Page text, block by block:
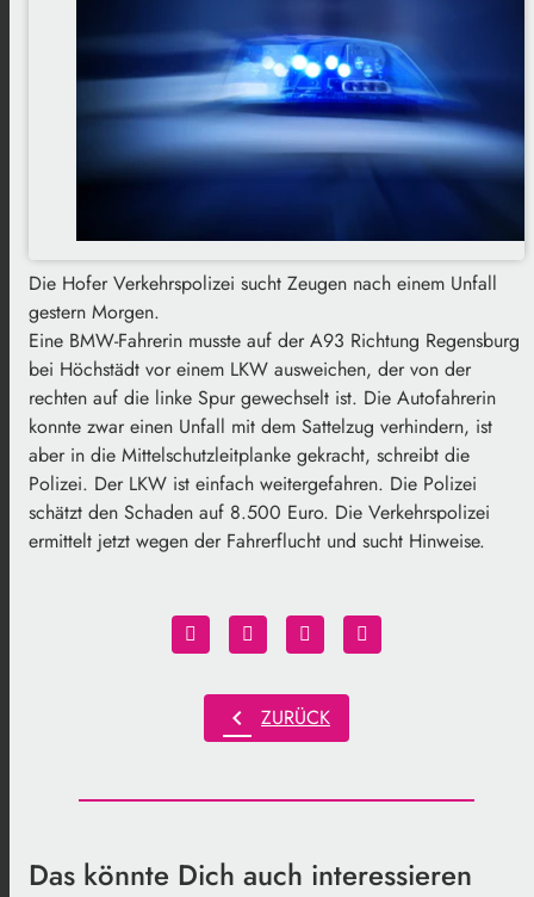
Die Hofer Verkehrspolizei sucht Zeugen nach einem Unfall
gestern Morgen.
Eine BMW-Fahrerin musste auf der A93 Richtung Regensburg
bei Höchstädt vor einem LKW ausweichen, der von der
rechten auf die linke Spur gewechselt ist. Die Autofahrerin
konnte zwar einen Unfall mit dem Sattelzug verhindern, ist
aber in die Mittelschutzleitplanke gekracht, schreibt die
Polizei. Der LKW ist einfach weitergefahren. Die Polizei
schätzt den Schaden auf 8.500 Euro. Die Verkehrspolizei
ermittelt jetzt wegen der Fahrerflucht und sucht Hinweise.
chevron_left ZURÜCK
Das könnte Dich auch interessieren